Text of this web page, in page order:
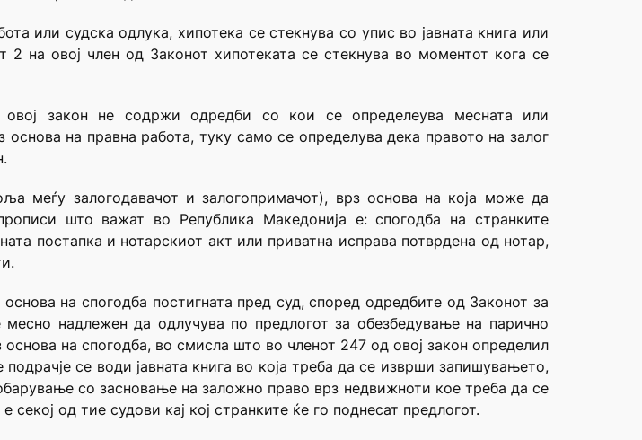
или судска одлука, хипотека се стекнува со упис во јавната книга или
2 на овој член од Законот хипотеката се стекнува во моментот кога се
закон не содржи одредби со кои се определеува месната или
на правна работа, туку само се определува дека правото на залог
меѓу залогодавачот и залогопримачот), врз основа на која може да
што важат во Република Македонија е: спогодба на странките
постапка и нотарскиот акт или приватна исправа потврдена од нотар,
на спогодба постигната пред суд, според одредбите од Законот за
надлежен да одлучува по предлогот за обезбедување на парично
на спогодба, во смисла што во членот 247 од овој закон определил
се води јавната книга во која треба да се изврши запишувањето,
со засновање на заложно право врз недвижноти кое треба да се
од тие судови кај кој странките ќе го поднесат предлогот.